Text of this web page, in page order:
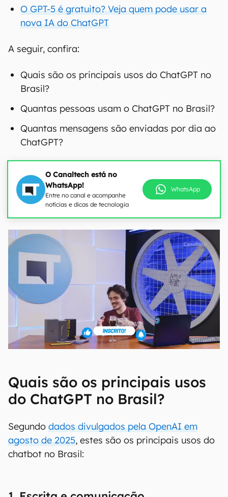
O GPT-5 é gratuito? Veja quem pode usar a
nova IA do ChatGPT
A seguir, confira:
Quais são os principais usos do ChatGPT no
Brasil?
Quantas pessoas usam o ChatGPT no Brasil?
Quantas mensagens são enviadas por dia ao
ChatGPT?
O Canaltech está no
WhatsApp!
Entre no canal e acompanhe
notícias e dicas de tecnologia
WhatsApp
Quais são os principais usos
do ChatGPT no Brasil?
Segundo dados divulgados pela OpenAI em
agosto de 2025, estes são os principais usos do
chatbot no Brasil: